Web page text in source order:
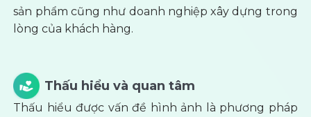
sản phẩm cũng như doanh nghiệp xây dựng trong
lòng của khách hàng.
Thấu hiểu và quan tâm
Thấu hiểu được vấn đề hình ảnh là phương pháp